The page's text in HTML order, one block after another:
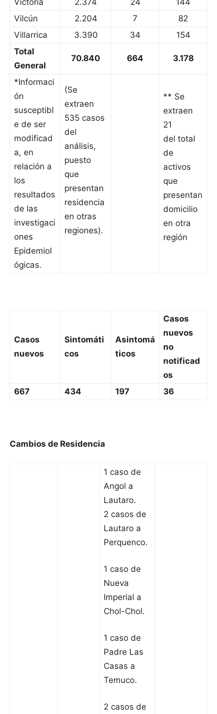
Victoria 2.374 24
144
Vilcún
2.204 7
82
Villarrica
3.390 34
154
Total
General
70.840 664 3.178
*Informaci
ón
susceptibl
e de ser
modificad
a, en
relación a
los
resultados
de las
investigaci
ones
Epidemiol
ógicas.
(Se
extraen
535 casos
del
análisis,
puesto
que
presentan
residencia
en otras
regiones).
** Se
extraen
21
del total
de
activos
que
presentan
domicilio
en otra
región
Casos
nuevos
Sintomáti
cos
Asintomá
ticos
Casos
nuevos
no
notificad
os
667
434 197 36
Cambios de Residencia
1 caso de
Angol a
Lautaro.
2 casos de
Lautaro a
Perquenco.
1 caso de
Nueva
Imperial a
Chol-Chol.
1 caso de
Padre Las
Casas a
Temuco.
2 casos de